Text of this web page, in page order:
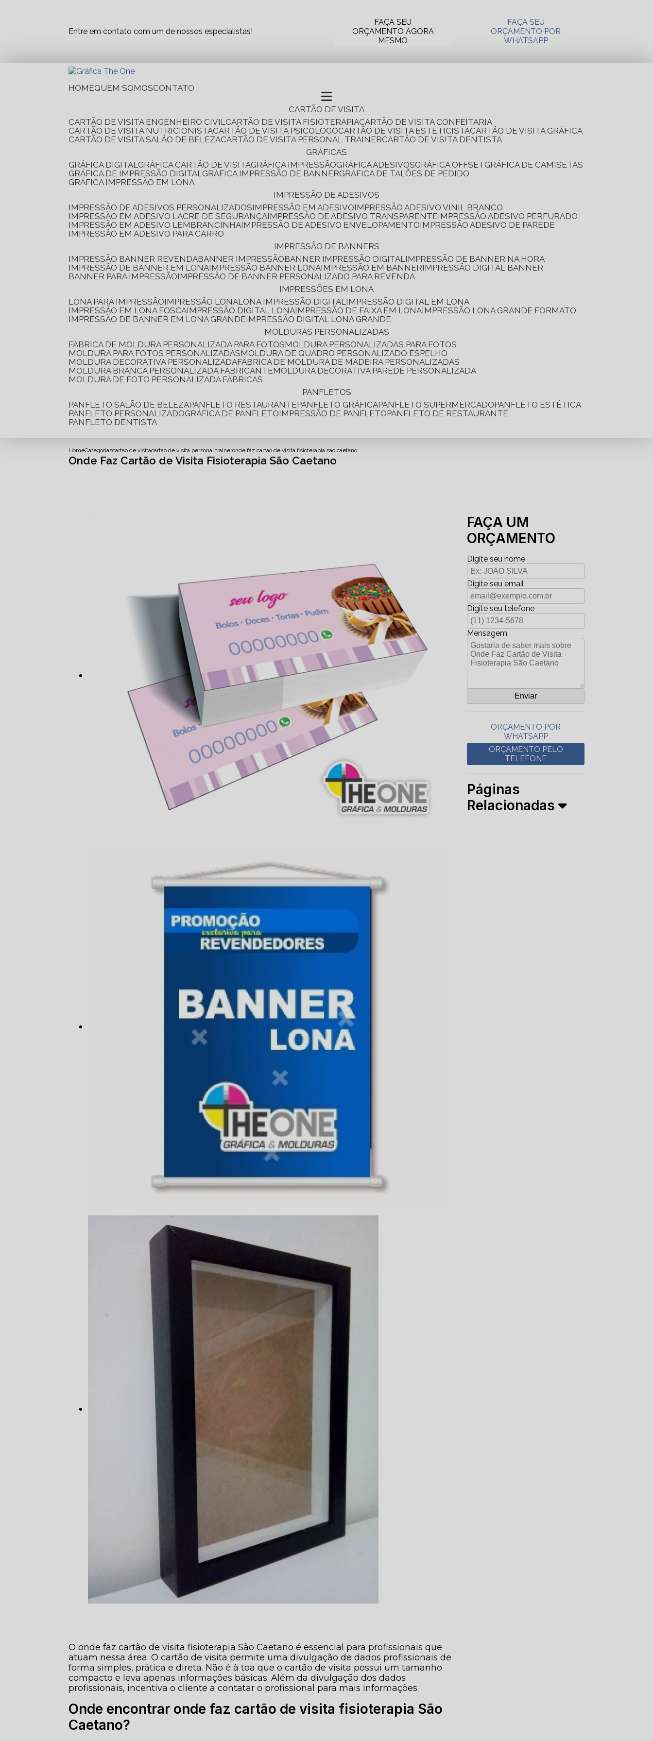
Entre em contato com um de nossos especialistas!
FAÇA SEU
ORÇAMENTO AGORA
MESMO
FAÇA SEU
ORÇAMENTO POR
WHATSAPP
HOME QUEM SOMOS CONTATO
CARTÃO DE VISITA
CARTÃO DE VISITA ENGENHEIRO CIVIL CARTÃO DE VISITA FISIOTERAPIA CARTÃO DE VISITA CONFEITARIA
CARTÃO DE VISITA NUTRICIONISTA CARTÃO DE VISITA PSICOLOGO CARTÃO DE VISITA ESTETICISTA CARTÃO DE VISITA GRÁFICA
CARTÃO DE VISITA SALÃO DE BELEZA CARTÃO DE VISITA PERSONAL TRAINER CARTÃO DE VISITA DENTISTA
GRÁFICAS
GRÁFICA DIGITAL
GRÁFICA CARTÃO DE VISITA GRÁFICA IMPRESSÃO GRÁFICA ADESIVOS GRÁFICA OFFSET
GRÁFICA DE CAMISETAS
GRÁFICA DE IMPRESSÃO DIGITAL
GRÁFICA IMPRESSÃO DE BANNER
GRÁFICA DE TALÕES DE PEDIDO
GRÁFICA IMPRESSÃO EM LONA
IMPRESSÃO DE ADESIVOS
IMPRESSÃO DE ADESIVOS PERSONALIZADOS IMPRESSÃO EM ADESIVO IMPRESSÃO ADESIVO VINIL BRANCO
IMPRESSÃO EM ADESIVO LACRE DE SEGURANÇA IMPRESSÃO DE ADESIVO TRANSPARENTE IMPRESSÃO ADESIVO PERFURADO
IMPRESSÃO EM ADESIVO LEMBRANCINHA IMPRESSÃO DE ADESIVO ENVELOPAMENTO IMPRESSÃO ADESIVO DE PAREDE
IMPRESSÃO EM ADESIVO PARA CARRO
IMPRESSÃO DE BANNERS
IMPRESSÃO BANNER REVENDA
BANNER IMPRESSÃO BANNER IMPRESSÃO DIGITAL IMPRESSÃO DE BANNER NA HORA
IMPRESSÃO DE BANNER EM LONA IMPRESSÃO BANNER LONA IMPRESSÃO EM BANNER IMPRESSÃO DIGITAL BANNER
BANNER PARA IMPRESSÃO IMPRESSÃO DE BANNER PERSONALIZADO PARA REVENDA
IMPRESSÕES EM LONA
LONA PARA IMPRESSÃO IMPRESSÃO LONA LONA IMPRESSÃO DIGITAL IMPRESSÃO DIGITAL EM LONA
IMPRESSÃO EM LONA FOSCA IMPRESSÃO DIGITAL LONA IMPRESSÃO DE FAIXA EM LONA IMPRESSÃO LONA GRANDE FORMATO
IMPRESSÃO DE BANNER EM LONA GRANDE IMPRESSÃO DIGITAL LONA GRANDE
MOLDURAS PERSONALIZADAS
FÁBRICA DE MOLDURA PERSONALIZADA PARA FOTOS
MOLDURA PERSONALIZADAS PARA FOTOS
MOLDURA PARA FOTOS PERSONALIZADAS
MOLDURA DE QUADRO PERSONALIZADO ESPELHO
MOLDURA DECORATIVA PERSONALIZADA FÁBRICA DE MOLDURA DE MADEIRA PERSONALIZADAS
MOLDURA BRANCA PERSONALIZADA FABRICANTE
MOLDURA DECORATIVA PAREDE PERSONALIZADA
MOLDURA DE FOTO PERSONALIZADA FÁBRICAS
PANFLETOS
PANFLETO SALÃO DE BELEZA PANFLETO RESTAURANTE PANFLETO GRÁFICA PANFLETO SUPERMERCADO PANFLETO ESTÉTICA
PANFLETO PERSONALIZADO
GRÁFICA DE PANFLETO IMPRESSÃO DE PANFLETO PANFLETO DE RESTAURANTE
PANFLETO DENTISTA
HomeCategoriascartao de visitacartao de visita personal traineronde faz cartao de visita fisioterapia sao caetano
Onde Faz Cartão de Visita Fisioterapia São Caetano
O onde faz cartão de visita fisioterapia São Caetano é essencial para profissionais que
atuam nessa área. O cartão de visita permite uma divulgação de dados profissionais de
forma simples, prática e direta. Não é à toa que o cartão de visita possui um tamanho
compacto e leva apenas informações básicas. Além da divulgação dos dados
profissionais, incentiva o cliente a contatar o profissional para mais informações.
Onde encontrar onde faz cartão de visita fisioterapia São
Caetano?
FAÇA UM
ORÇAMENTO
Digite seu nome
Digite seu email
Digite seu telefone
Mensagem
ORÇAMENTO POR
WHATSAPP
ORÇAMENTO PELO
TELEFONE
Páginas
Relacionadas